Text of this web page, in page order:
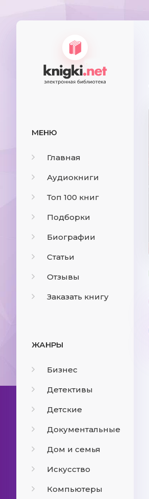
МЕНЮ
Главная
Аудиокниги
Топ 100 книг
Подборки
Биографии
Статьи
Отзывы
Заказать книгу
ЖАНРЫ
Бизнес
Детективы
Детские
Документальные
Дом и семья
Искусство
Компьютеры